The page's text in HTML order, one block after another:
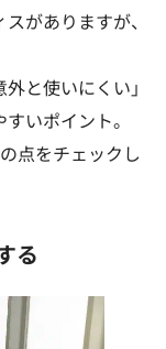
がありますが、
と使いにくい」
いポイント。
点をチェックし
る